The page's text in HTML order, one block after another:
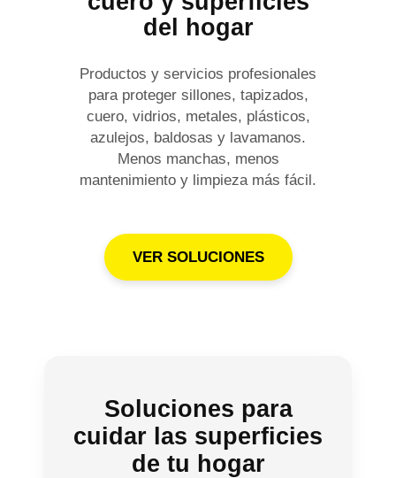
del hogar
Productos y servicios profesionales
para proteger sillones, tapizados,
cuero, vidrios, metales, plásticos,
azulejos, baldosas y lavamanos.
Menos manchas, menos
mantenimiento y limpieza más fácil.
VER SOLUCIONES
Soluciones para
cuidar las superficies
de tu hogar